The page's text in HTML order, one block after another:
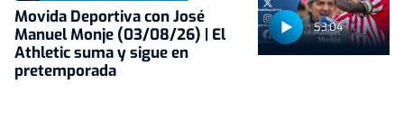
53:04
Movida Deportiva con José
Manuel Monje (03/08/26) | El
Athletic suma y sigue en
pretemporada